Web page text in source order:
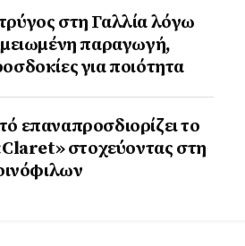
στη Γαλλία λόγω
παραγωγή,
για ποιότητα
επαναπροσδιορίζει το
στοχεύοντας στη